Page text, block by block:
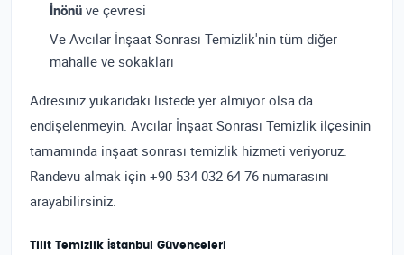
İnönü ve çevresi
Ve Avcılar İnşaat Sonrası Temizlik'nin tüm diğer
mahalle ve sokakları
Adresiniz yukarıdaki listede yer almıyor olsa da
endişelenmeyin. Avcılar İnşaat Sonrası Temizlik ilçesinin
tamamında inşaat sonrası temizlik hizmeti veriyoruz.
Randevu almak için +90 534 032 64 76 numarasını
arayabilirsiniz.
Tilit Temizlik İstanbul Güvenceleri